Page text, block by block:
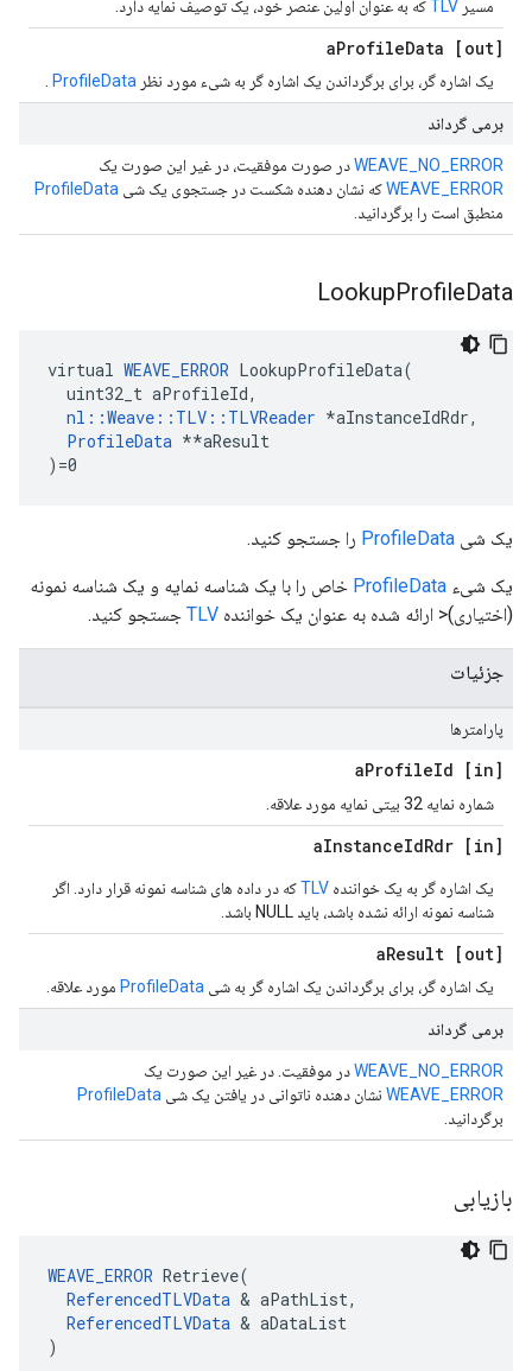
مسیر TLVکه به عنوان اولین عنصر خود، یک توصیف نمایه دارد.
[out] a
ProfileData
یک اشاره گر، برای برگرداندن یک اشاره گر به شیء مورد نظر ProfileData
برمی گرداند
WEAVE_NO_ERRORدر صورت موفقیت، در غیر این صورت یک
WEAVE_ERRORکه نشان دهنده شکست در جستجوی یک شی ProfileData
منطبق است را برگردانید.
LookupProfileData
virtual WEAVE_ERROR LookupProfileData(
  uint32_t aProfileId,
nl::Weave::TLV::TLVReader *aInstanceIdRdr,
ProfileData **aResult
)=0
یک شی ProfileData را جستجو کنید.
یک شیء ProfileData خاص را با یک شناسه نمایه و یک شناسه نمونه
(اختیاری)< ارائه شده به عنوان یک خواننده TLV جستجو کنید.
جزئیات
پارامترها
[in] a
ProfileId
شماره نمایه 32 بیتی نمایه مورد علاقه.
[in] a
InstanceIdRdr
یک اشاره گر به یک خواننده TLVکه در داده های شناسه نمونه قرار دارد. اگر
شناسه نمونه ارائه نشده باشد، باید NULL باشد.
[out] a
Result
یک اشاره گر، برای برگرداندن یک اشاره گر به شی ProfileData مورد علاقه.
برمی گرداند
WEAVE_NO_ERRORدر موفقیت. در غیر این صورت یک
WEAVE_ERROR نشان دهنده ناتوانی در یافتن یک شی ProfileData
برگردانید.
بازیابی
WEAVE_ERROR Retrieve(
ReferencedTLVData & aPathList,
ReferencedTLVData & aDataList
)